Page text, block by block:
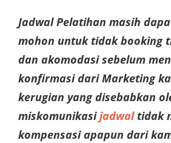
Jadwal Pelatihan masih
mohon untuk tidak booking
dan akomodasi sebelum
konfirmasi dari Marketing
kerugian yang disebabkan
miskomunikasijadwaltidak
kompensasi apapun dari